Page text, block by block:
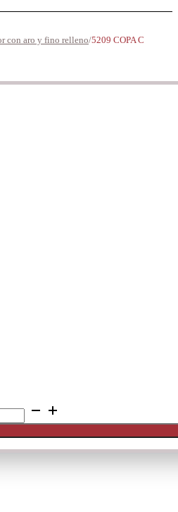
con aro y fino relleno/5209 COPA C